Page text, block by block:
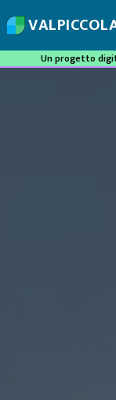
VALPICCOL
Un progetto